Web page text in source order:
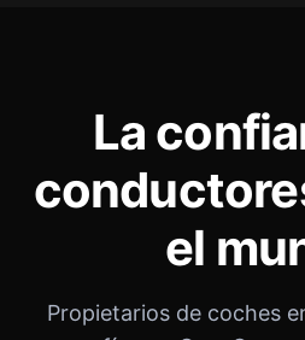
La
el
Propietarios de coches